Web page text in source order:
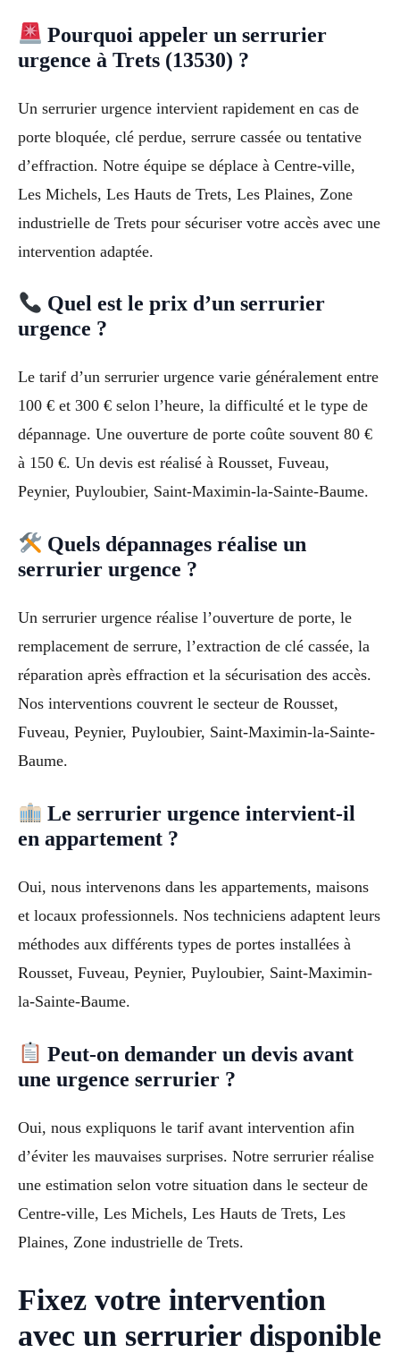
Pourquoi appeler un serrurier
urgence à Trets (13530) ?
Un serrurier urgence intervient rapidement en cas de
porte bloquée, clé perdue, serrure cassée ou tentative
d’effraction. Notre équipe se déplace à Centre-ville,
Les Michels, Les Hauts de Trets, Les Plaines, Zone
industrielle de Trets pour sécuriser votre accès avec une
intervention adaptée.
Quel est le prix d’un serrurier
urgence ?
Le tarif d’un serrurier urgence varie généralement entre
100 € et 300 € selon l’heure, la difficulté et le type de
dépannage. Une ouverture de porte coûte souvent 80 €
à 150 €. Un devis est réalisé à Rousset, Fuveau,
Peynier, Puyloubier, Saint-Maximin-la-Sainte-Baume.
Quels dépannages réalise un
serrurier urgence ?
Un serrurier urgence réalise l’ouverture de porte, le
remplacement de serrure, l’extraction de clé cassée, la
réparation après effraction et la sécurisation des accès.
Nos interventions couvrent le secteur de Rousset,
Fuveau, Peynier, Puyloubier, Saint-Maximin-la-Sainte-
Baume.
Le serrurier urgence intervient-il
en appartement ?
Oui, nous intervenons dans les appartements, maisons
et locaux professionnels. Nos techniciens adaptent leurs
méthodes aux différents types de portes installées à
Rousset, Fuveau, Peynier, Puyloubier, Saint-Maximin-
la-Sainte-Baume.
Peut-on demander un devis avant
une urgence serrurier ?
Oui, nous expliquons le tarif avant intervention afin
d’éviter les mauvaises surprises. Notre serrurier réalise
une estimation selon votre situation dans le secteur de
Centre-ville, Les Michels, Les Hauts de Trets, Les
Plaines, Zone industrielle de Trets.
Fixez votre intervention
avec un serrurier disponible